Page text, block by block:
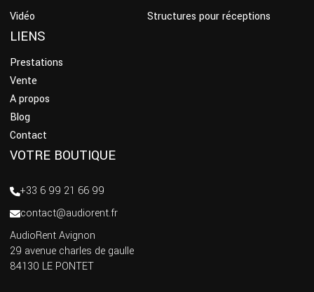
Vidéo
Structures pour réceptions
LIENS
Prestations
Vente
A propos
Blog
Contact
VOTRE BOUTIQUE
+33 6 99 21 66 99
contact@audiorent.fr
AudioRent Avignon
29 avenue charles de gaulle
84130 LE PONTET